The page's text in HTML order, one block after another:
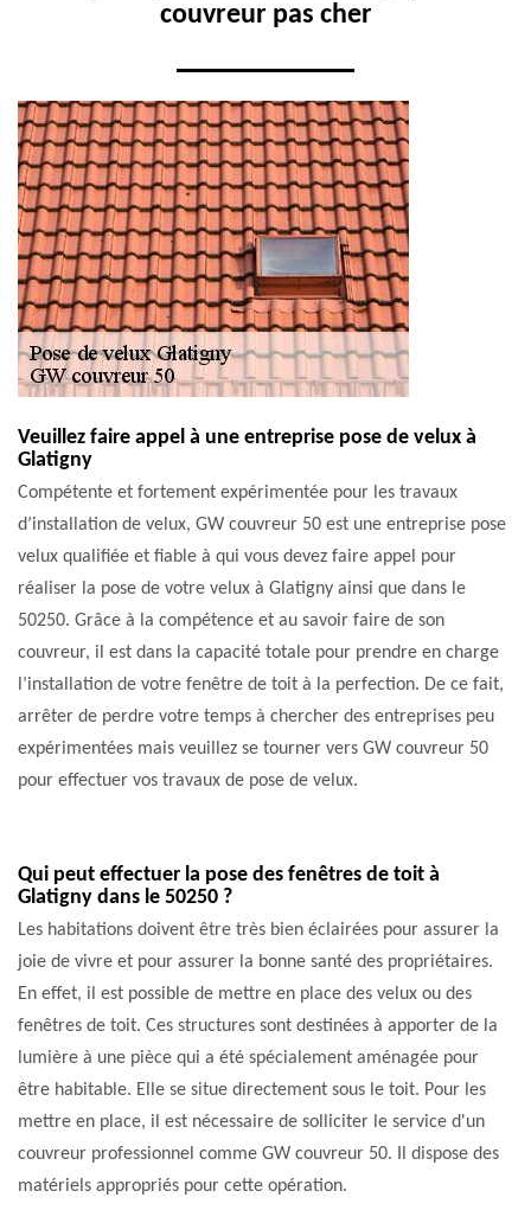
couvreur pas cher
Veuillez faire appel à une entreprise pose de velux à
Glatigny
Compétente et fortement expérimentée pour les travaux
d’installation de velux, GW couvreur 50 est une entreprise pose
velux qualifiée et fiable à qui vous devez faire appel pour
réaliser la pose de votre velux à Glatigny ainsi que dans le
50250. Grâce à la compétence et au savoir faire de son
couvreur, il est dans la capacité totale pour prendre en charge
l’installation de votre fenêtre de toit à la perfection. De ce fait,
arrêter de perdre votre temps à chercher des entreprises peu
expérimentées mais veuillez se tourner vers GW couvreur 50
pour effectuer vos travaux de pose de velux.
Qui peut effectuer la pose des fenêtres de toit à
Glatigny dans le 50250 ?
Les habitations doivent être très bien éclairées pour assurer la
joie de vivre et pour assurer la bonne santé des propriétaires.
En effet, il est possible de mettre en place des velux ou des
fenêtres de toit. Ces structures sont destinées à apporter de la
lumière à une pièce qui a été spécialement aménagée pour
être habitable. Elle se situe directement sous le toit. Pour les
mettre en place, il est nécessaire de solliciter le service d'un
couvreur professionnel comme GW couvreur 50. Il dispose des
matériels appropriés pour cette opération.